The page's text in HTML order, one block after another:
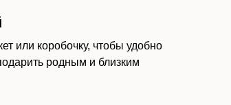
или коробочку, чтобы удобно
родным и близким